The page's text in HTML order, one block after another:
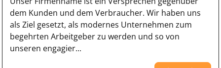
dem Kunden und dem Verbraucher. Wir haben uns
als Ziel gesetzt, als modernes Unternehmen zum
begehrten Arbeitgeber zu werden und so von
unseren engagier...